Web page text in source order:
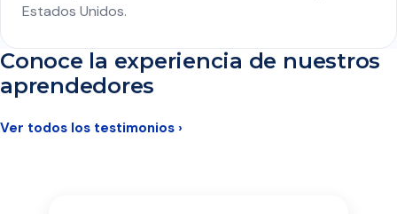
Estados Unidos.
Conoce la experiencia de nuestros
aprendedores
Ver todos los testimonios ›